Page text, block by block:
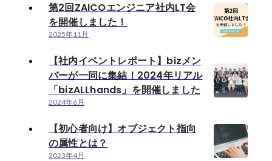
第2回ZAICOエンジニア社内LT会
を開催しました！
2025年11月
【社内イベントレポート】bizメン
バーが一同に集結！2024年リアル
「bizALLhands」を開催しました
2024年6月
【初心者向け】オブジェクト指向
の属性とは？
2023年4月